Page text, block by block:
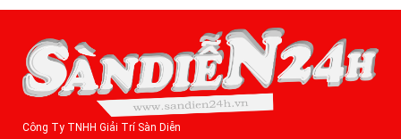
Công Ty TNHH Giải Trí Sàn Diễn